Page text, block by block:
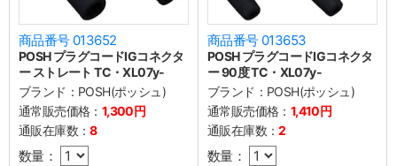
商品番号 013652
POSH プラグコードIGコネクタ
ー ストレート TC・XL07y-
ブランド： POSH(ポッシュ)
通常販売価格： 1,300円
通販在庫数：8
数量：
商品番号 013653
POSH プラグコードIGコネクタ
ー 90度 TC・XL07y-
ブランド： POSH(ポッシュ)
通常販売価格： 1,410円
通販在庫数：2
数量：